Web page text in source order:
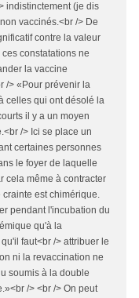
indistinctement (je dis
vaccinés.<br /> De
contre la valeur
constatations ne
la vaccine
/> «Pour prévenir la
celles qui ont désolé la
il y a un moyen
/> Ici se place un
certaines personnes
le foyer de laquelle
cela même à contracter
crainte est chimérique.
pendant l'incubation du
qu'à la
faut<br /> attribuer le
ni la revaccination ne
soumis à la double
/> <br /> On peut